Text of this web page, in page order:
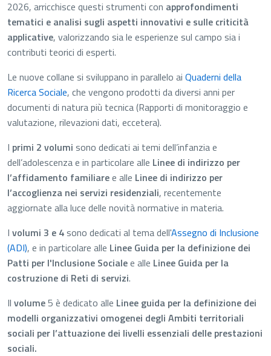
2026, arricchisce questi strumenti con approfondimenti
tematici e analisi sugli aspetti innovativi e sulle criticità
applicative, valorizzando sia le esperienze sul campo sia i
contributi teorici di esperti.
Le nuove collane si sviluppano in parallelo ai Quaderni della
Ricerca Sociale, che vengono prodotti da diversi anni per
documenti di natura più tecnica (Rapporti di monitoraggio e
valutazione, rilevazioni dati, eccetera).
I primi 2 volumi sono dedicati ai temi dell’infanzia e
dell’adolescenza e in particolare alle Linee di indirizzo per
l’affidamento familiaree alle Linee di indirizzo per
l’accoglienza nei servizi residenziali, recentemente
aggiornate alla luce delle novità normative in materia.
I volumi 3 e 4sono dedicati al tema dell'Assegno di Inclusione
(ADI), e in particolare alle Linee Guida per la definizione dei
Patti per l'Inclusione Socialee alle Linee Guida per la
costruzione di Reti di servizi.
Il volume5 è dedicato alle Linee guida per la definizione dei
modelli organizzativi omogenei degli Ambiti territoriali
sociali per l’attuazione dei livelli essenziali delle prestazioni
sociali.